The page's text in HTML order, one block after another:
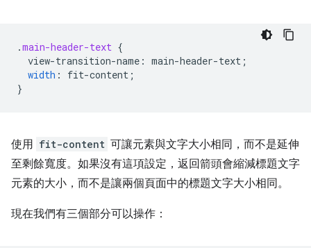
.main-header-text {
view-transition-name : main-header-text ;
width : fit-content ;
}
使用 fit-content 可讓元素與文字大小相同，而不是延伸
至剩餘寬度。如果沒有這項設定，返回箭頭會縮減標題文字
元素的大小，而不是讓兩個頁面中的標題文字大小相同。
現在我們有三個部分可以操作：